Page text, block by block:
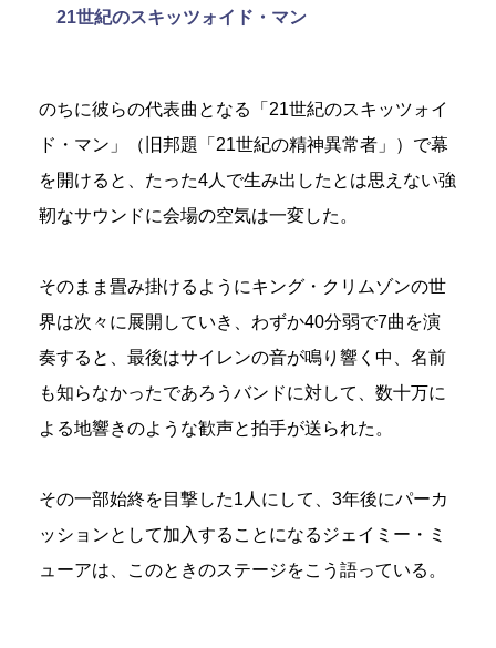
21世紀のスキッツォイド・マン
のちに彼らの代表曲となる「21世紀のスキッツォイ
ド・マン」（旧邦題「21世紀の精神異常者」）で幕
を開けると、たった4人で生み出したとは思えない強
靭なサウンドに会場の空気は一変した。
そのまま畳み掛けるようにキング・クリムゾンの世
界は次々に展開していき、わずか40分弱で7曲を演
奏すると、最後はサイレンの音が鳴り響く中、名前
も知らなかったであろうバンドに対して、数十万に
よる地響きのような歓声と拍手が送られた。
その一部始終を目撃した1人にして、3年後にパーカ
ッションとして加入することになるジェイミー・ミ
ューアは、このときのステージをこう語っている。